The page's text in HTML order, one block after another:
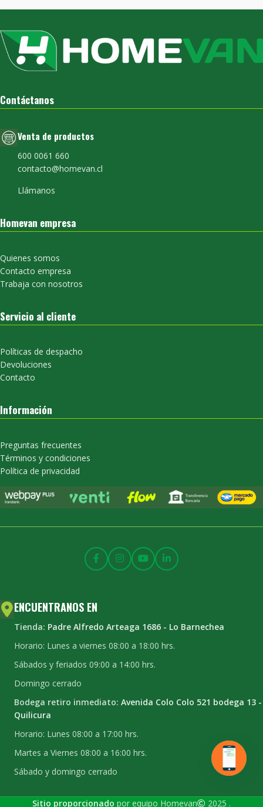
Contáctanos
Venta de productos
600 0061 660
contacto@homevan.cl
Llámanos
Homevan empresa
Quienes somos
Contacto empresa
Trabaja con nosotros
Servicio al cliente
Políticas de despacho
Devoluciones
Contacto
Información
Preguntas frecuentes
Términos y condiciones
Política de privacidad
ENCUENTRANOS EN
Tienda: Padre Alfredo Arteaga 1686 - Lo Barnechea
Horario: Lunes a viernes 08:00 a 18:00 hrs.
Sábados y feriados 09:00 a 14:00 hrs.
Domingo cerrado
Bodega retiro inmediato: Avenida Colo Colo 521 bodega 13 -
Quilicura
Horario: Lunes 08:00 a 17:00 hrs.
Martes a Viernes 08:00 a 16:00 hrs.
Sábado y domingo cerrado
Sitio proporcionado por equipo Homevan 2025 .